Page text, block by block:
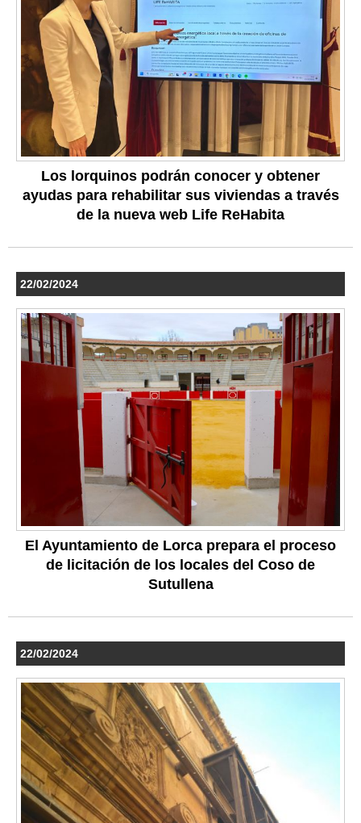
Los lorquinos podrán conocer y obtener
ayudas para rehabilitar sus viviendas a través
de la nueva web Life ReHabita
22/02/2024
El Ayuntamiento de Lorca prepara el proceso
de licitación de los locales del Coso de
Sutullena
22/02/2024